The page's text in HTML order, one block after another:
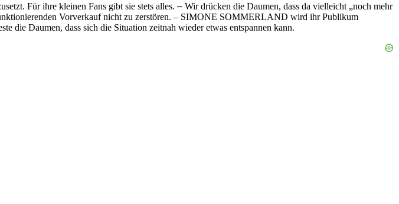
Für ihre kleinen Fans gibt sie stets alles. – Wir drücken die Daumen, dass da vielleicht „noch mehr
Vorverkauf nicht zu zerstören. – SIMONE SOMMERLAND wird ihr Publikum
die Daumen, dass sich die Situation zeitnah wieder etwas entspannen kann.